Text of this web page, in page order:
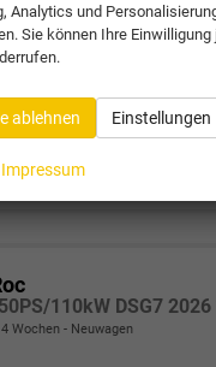
A6 - Wolf Gray
5,60 l/100km
g/km
4 Wochen Neuwagen
Analytics und
Sie können Ihre
ablehnen Einstellungen
Impressum